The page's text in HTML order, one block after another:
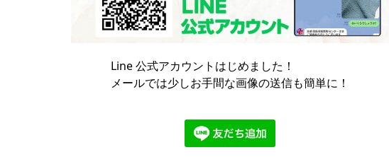
Line 公式アカウントはじめました！
メールでは少しお手間な画像の送信も簡単に！